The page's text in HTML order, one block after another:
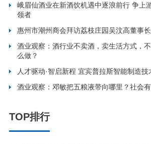
峨眉仙酒业在新酒饮机遇中逐浪前行 争上
领者
惠州市潮州商会拜访荔枝庄园吴汶高董事
酒业观察：酒行业不卖酒，卖生活方式，
么做？
人才驱动·智启新程 宜宾普拉斯智能制造
酒业观察：邓敏把五粮液带向哪里？社会
TOP排行